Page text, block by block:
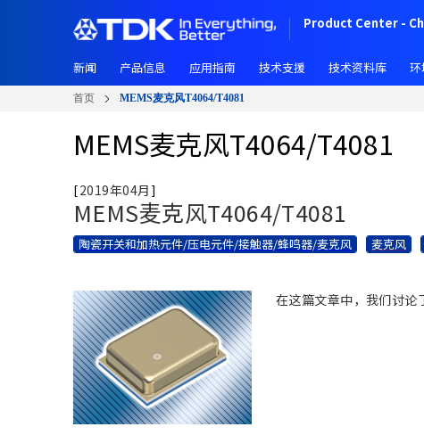
要
Product Center -
新闻 产品信息 应用指南 技术支援 技术资料库 环
首页 MEMS麦克风T4064/T4081
MEMS麦克风T4064/T4081
[2019年04月 ]
MEMS麦克风T4064/T4081
陶瓷开关和加热元件/压电元件/接触器/蜂鸣器/麦克风 麦克风
在这篇文章中，我们讨论